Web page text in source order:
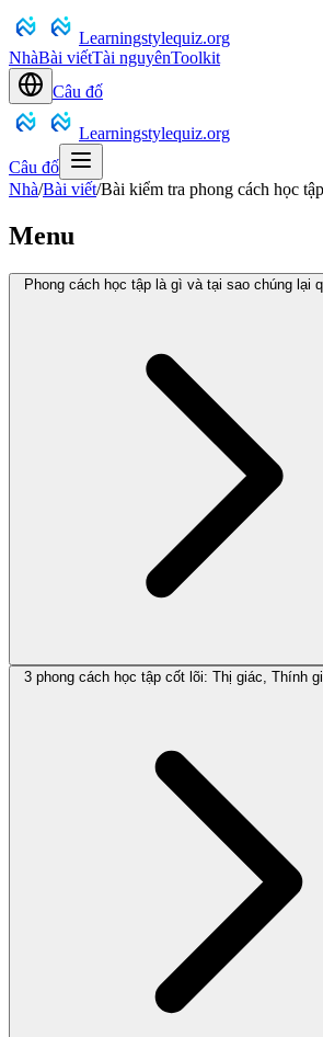
Learningstylequiz.org
NhàBài viếtTài nguyênToolkit
Câu đố
Learningstylequiz.org
Câu đố
Nhà/Bài viết/Bài kiểm tra phong cách học
Menu
Phong cách học tập là gì và tại sao chúng lại
3 phong cách học tập cốt lõi: Thị giác, Thính